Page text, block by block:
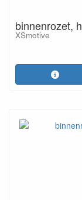
binnenrozet,
XSmotive